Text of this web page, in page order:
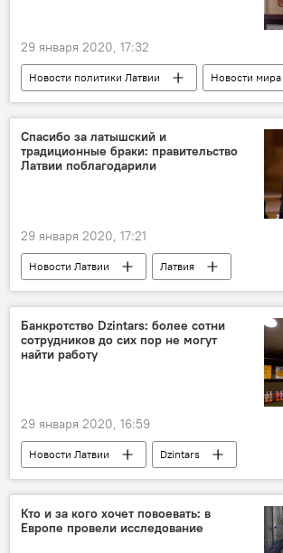
29 января 2020, 17:32
Новости политики Латвии
Новости мира
Новости России
Латвия
Вайра Вике-Фрейберга
Владимир Путин
Спасибо за латышский и
традиционные браки: правительство
Латвии поблагодарили
29 января 2020, 17:21
Новости Латвии
Латвия
латышский язык
Сейм
Банкротство Dzintars: более сотни
сотрудников до сих пор не могут
найти работу
29 января 2020, 16:59
Новости Латвии
Dzintars
сотрудники
работа увольнения
Кто и за кого хочет повоевать: в
Европе провели исследование